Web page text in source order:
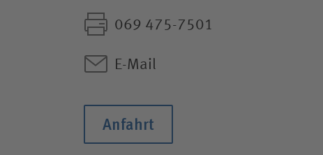
069 475-7501
E-Mail
Anfahrt